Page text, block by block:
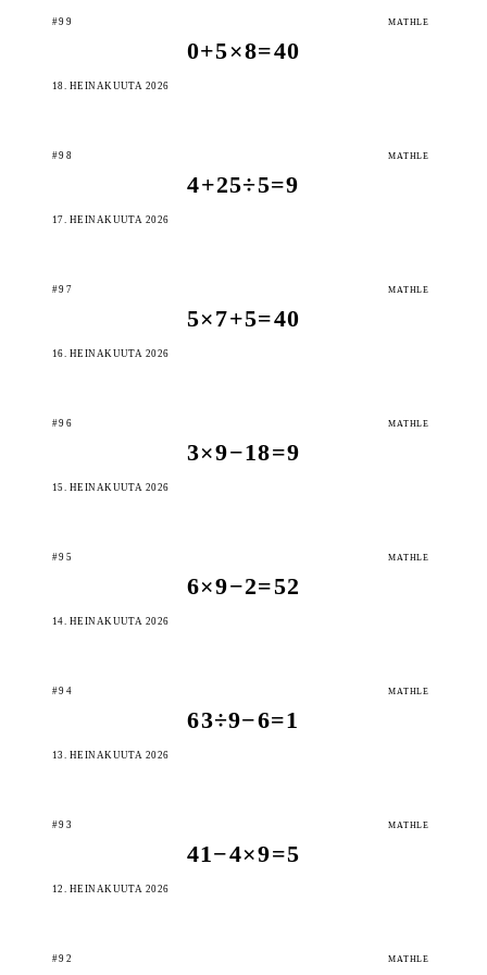
#99 MATHLE
0+5×8=40
18. HEINÄKUUTA 2026
#98 MATHLE
4+25÷5=9
17. HEINÄKUUTA 2026
#97 MATHLE
5×7+5=40
16. HEINÄKUUTA 2026
#96 MATHLE
3×9−18=9
15. HEINÄKUUTA 2026
#95 MATHLE
6×9−2=52
14. HEINÄKUUTA 2026
#94 MATHLE
63÷9−6=1
13. HEINÄKUUTA 2026
#93 MATHLE
41−4×9=5
12. HEINÄKUUTA 2026
#92 MATHLE